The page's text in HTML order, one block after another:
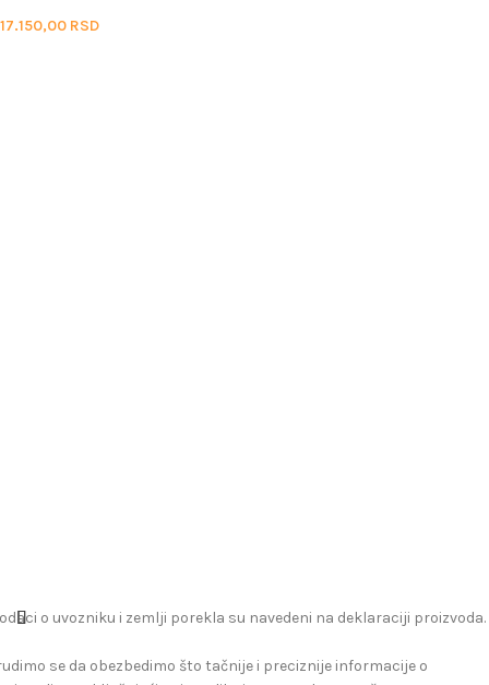
17.150,00 RSD
o uvozniku i zemlji porekla su navedeni na deklaraciji proizvoda.
se da obezbedimo što tačnije i preciznije informacije o